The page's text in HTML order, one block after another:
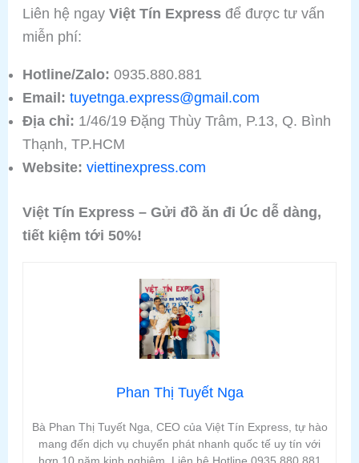
Liên hệ ngay Việt Tín Expressđể được tư vấn
miễn phí:
Hotline/Zalo: 0935.880.881
Email: tuyetnga.express@gmail.com
Địa chỉ: 1/46/19 Đặng Thùy Trâm, P.13, Q. Bình
Thạnh, TP.HCM
Website: viettinexpress.com
Việt Tín Express – Gửi đồ ăn đi Úc dễ dàng,
tiết kiệm tới 50%!
Phan Thị Tuyết Nga
Bà Phan Thị Tuyết Nga, CEO của Việt Tín Express, tự hào
mang đến dịch vụ chuyển phát nhanh quốc tế uy tín với